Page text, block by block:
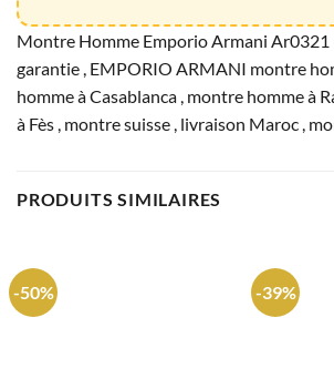
Montre Homme Emporio Armani Ar0321
garantie , EMPORIO ARMANI montre
homme à Casablanca , montre homme à
à Fès , montre suisse , livraison Maroc ,
PRODUITS SIMILAIRES
-50% -39%